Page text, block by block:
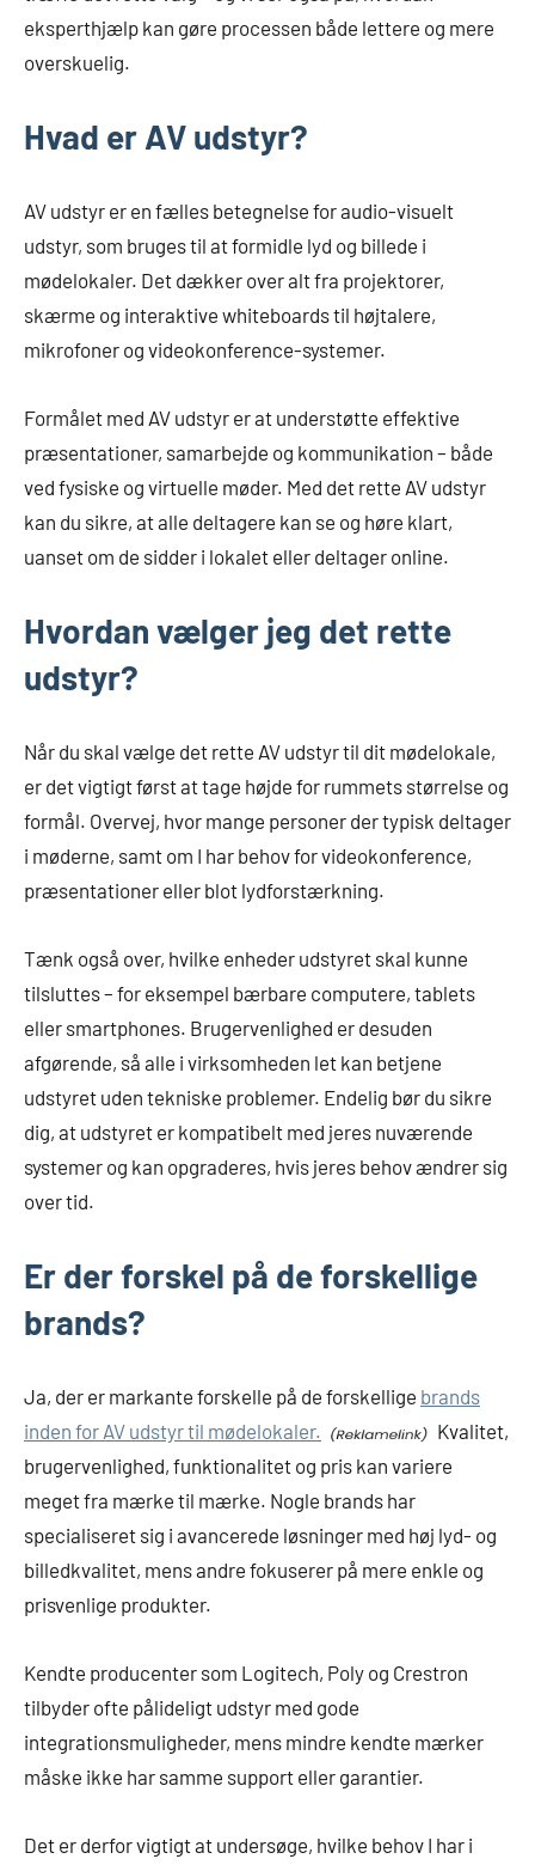
eksperthjælp kan gøre processen både lettere og mere
overskuelig.
Hvad er AV udstyr?
AV udstyr er en fælles betegnelse for audio-visuelt
udstyr, som bruges til at formidle lyd og billede i
mødelokaler. Det dækker over alt fra projektorer,
skærme og interaktive whiteboards til højtalere,
mikrofoner og videokonference-systemer.
Formålet med AV udstyr er at understøtte effektive
præsentationer, samarbejde og kommunikation – både
ved fysiske og virtuelle møder. Med det rette AV udstyr
kan du sikre, at alle deltagere kan se og høre klart,
uanset om de sidder i lokalet eller deltager online.
Hvordan vælger jeg det rette
udstyr?
Når du skal vælge det rette AV udstyr til dit mødelokale,
er det vigtigt først at tage højde for rummets størrelse og
formål. Overvej, hvor mange personer der typisk deltager
i møderne, samt om I har behov for videokonference,
præsentationer eller blot lydforstærkning.
Tænk også over, hvilke enheder udstyret skal kunne
tilsluttes – for eksempel bærbare computere, tablets
eller smartphones. Brugervenlighed er desuden
afgørende, så alle i virksomheden let kan betjene
udstyret uden tekniske problemer. Endelig bør du sikre
dig, at udstyret er kompatibelt med jeres nuværende
systemer og kan opgraderes, hvis jeres behov ændrer sig
over tid.
Er der forskel på de forskellige
brands?
Ja, der er markante forskelle på de forskellige brands
inden for AV udstyr til mødelokaler.
Kvalitet,
brugervenlighed, funktionalitet og pris kan variere
meget fra mærke til mærke. Nogle brands har
specialiseret sig i avancerede løsninger med høj lyd- og
billedkvalitet, mens andre fokuserer på mere enkle og
prisvenlige produkter.
Kendte producenter som Logitech, Poly og Crestron
tilbyder ofte pålideligt udstyr med gode
integrationsmuligheder, mens mindre kendte mærker
måske ikke har samme support eller garantier.
Det er derfor vigtigt at undersøge, hvilke behov I har i